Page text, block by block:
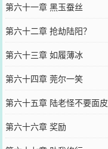
第六十一章 黑玉蚕丝
第六十二章 抢劫陆阳？
第六十三章 如履薄冰
第六十四章 莞尔一笑
第六十五章 陆老怪不要面皮
第六十六章 奖励